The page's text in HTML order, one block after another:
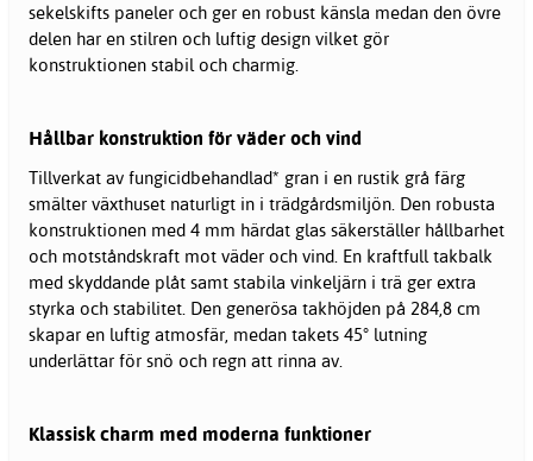
sekelskifts paneler och ger en robust känsla medan den övre
delen har en stilren och luftig design vilket gör
konstruktionen stabil och charmig.
Hållbar konstruktion för väder och vind
Tillverkat av fungicidbehandlad* gran i en rustik grå färg
smälter växthuset naturligt in i trädgårdsmiljön. Den robusta
konstruktionen med 4 mm härdat glas säkerställer hållbarhet
och motståndskraft mot väder och vind. En kraftfull takbalk
med skyddande plåt samt stabila vinkeljärn i trä ger extra
styrka och stabilitet. Den generösa takhöjden på 284,8 cm
skapar en luftig atmosfär, medan takets 45° lutning
underlättar för snö och regn att rinna av.
Klassisk charm med moderna funktioner